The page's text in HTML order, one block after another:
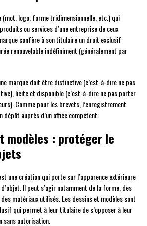
(mot, logo, forme tridimensionnelle, etc.) qui
ou services d’une entreprise de ceux
confère à son titulaire un droit exclusif
renouvelable indéfiniment (généralement par
marque doit être distinctive (c’est-à-dire ne pas
licite et disponible (c’est-à-dire ne pas porter
Comme pour les brevets, l’enregistrement
dépôt auprès d’un office compétent.
modèles : protéger le
une création qui porte sur l’apparence extérieure
d’objet. Il peut s’agir notamment de la forme, des
matériaux utilisés. Les dessins et modèles sont
qui permet à leur titulaire de s’opposer à leur
sans autorisation.